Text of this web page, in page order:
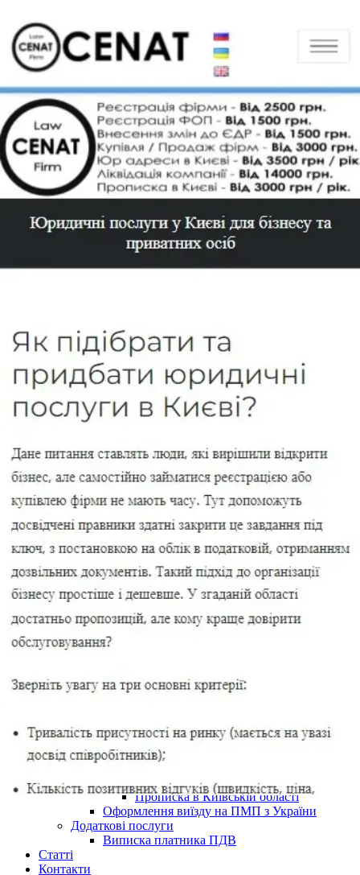
Toggle navigation
Головна
Про компанію
Sitemap
Послуги
Реєстрація фірми
Реєстрація ТОВ
Реєстрація ТОВ з ПДВ
Реєстрація ТОВ під ключ
Реєстрація ПП
Реєстрація ФОП (СПД) без прописки
Внесення змін до ЄДР
Зміна складу засновників
Зміна видів діяльності
Зміна юридичної адреси
Зміна розміру статутного капіталу
Зміна телефону та email
Зміни в ЄДР для ФОП
Ліцензування
Ліцензування інформаційного агентства
Купити готову фірму з ПДВ
Купити готову фірму з історією
Купити готову фірму з оборотами
Купити готову фірму без боргів
Купити готову фірму з боргами
Купити готову фірму з ліцензією на торгівлю
Юридична адреса в Києві
Юридична адреса в Печерському районі
Юридична адреса в Шевченківському районі
Ліквідація фірми
Ліквідація ТОВ
Ліквідація ТОВ з боргами
Експрес ліквідація ТОВ
Ліквідація АТ
Ліквідація фінансових компаній
Реєстрація місця проживання
Прописка в Києві
Прописка в Києві для іноземних
Тимчасова прописка в Києві
Тимчасова прописка в Києві для
іноземців
Прописка в Київській області
Оформлення виїзду на ПМП з України
Додаткові послуги